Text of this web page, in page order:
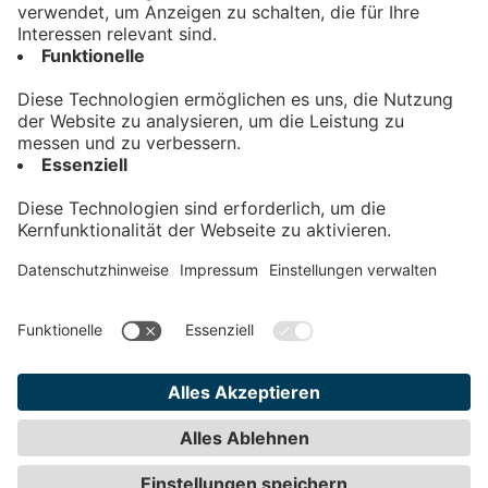
Kontakt
Impressum
Teilnahmebedingungen
Privatsphäre